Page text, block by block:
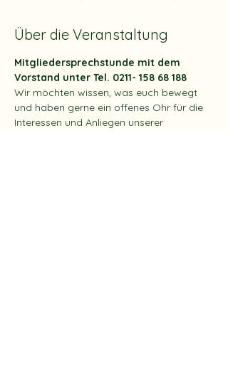
Über die Veranstaltung
Mitgliedersprechstunde mit dem
Vorstand unter Tel. 0211- 158 68 188
Wir möchten wissen, was euch bewegt
und haben gerne ein offenes Ohr für die
Interessen und Anliegen unserer